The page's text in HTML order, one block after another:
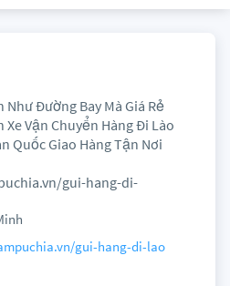
Đường Bay Mà Giá Rẻ
Vận Chuyển Hàng Đi Lào
Quốc Giao Hàng Tận Nơi
gui-hang-di-
gui-hang-di-lao